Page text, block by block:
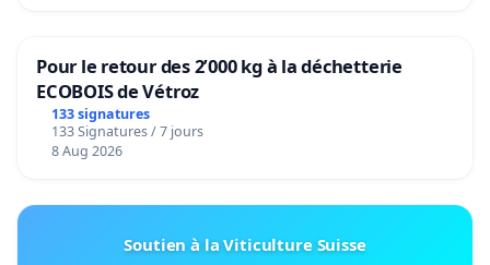
Pour le retour des 2’000 kg à la déchetterie
ECOBOIS de Vétroz
133 signatures
133 Signatures / 7 jours
8 Aug 2026
Soutien à la Viticulture Suisse